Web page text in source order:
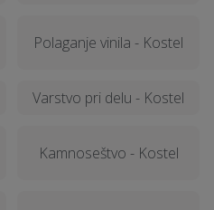
Polaganje vinila - Kostel
Varstvo pri delu - Kostel
Kamnoseštvo - Kostel